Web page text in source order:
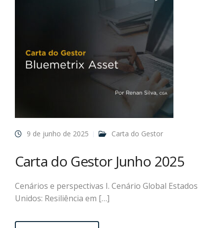
9 de junho de 2025 Carta do Gestor
Carta do Gestor Junho 2025
Cenários e perspectivas I. Cenário Global Estados
Unidos: Resiliência em […]